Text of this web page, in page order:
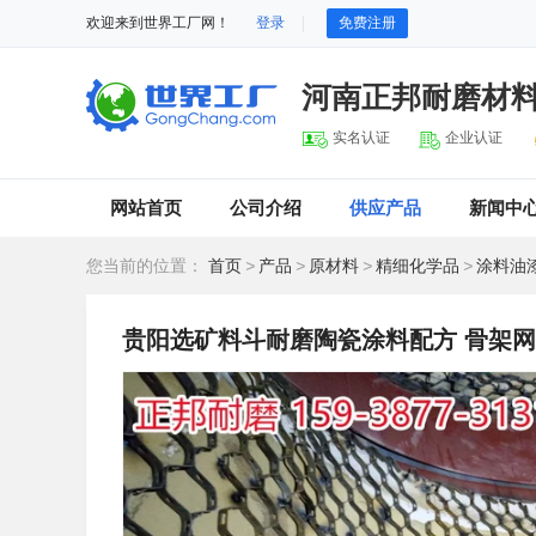
欢迎来到世界工厂网！ 登录 免费注册
河南正邦耐磨材
实名认证 企业认证
网站首页 公司介绍 供应产品 新闻中
您当前的位置： 首页 > 产品 > 原材料 >精细化学品 >涂料油
贵阳选矿料斗耐磨陶瓷涂料配方 骨架